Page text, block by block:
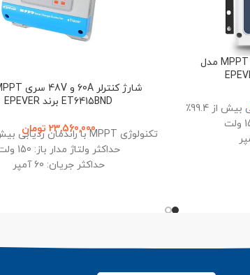
شارژ کنترلر 80A و 48V سری MPPT مدل
ET6415BND برند EPEVER
23,560,000 تومان
تکنولوژی MPPT با راندمان ردیابی بیش از 99.4٪
حداکثر ولتاژ مدار باز: 150 ولت
حداکثر جریان: 60 آمپر